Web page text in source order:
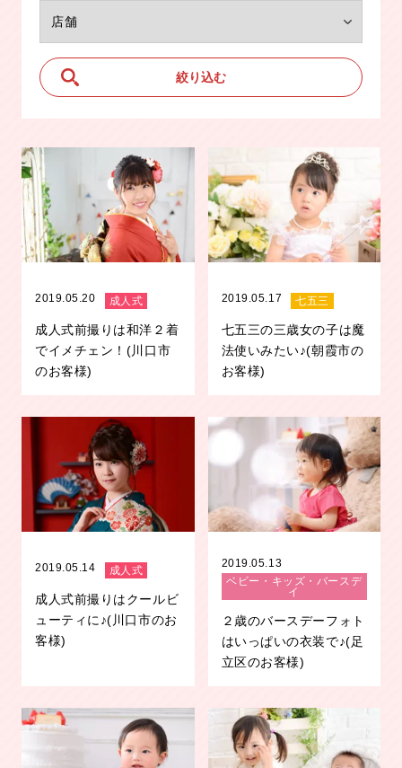
2019.05.20 成人式
成人式前撮りは和洋２着
でイメチェン！(川口市
のお客様)
2019.05.17 七五三
七五三の三歳女の子は魔
法使いみたい♪(朝霞市の
お客様)
2019.05.14 成人式
成人式前撮りはクールビ
ューティに♪(川口市のお
客様)
2019.05.13
ベビー・キッズ・バースデ
イ
２歳のバースデーフォト
はいっぱいの衣装で♪(足
立区のお客様)